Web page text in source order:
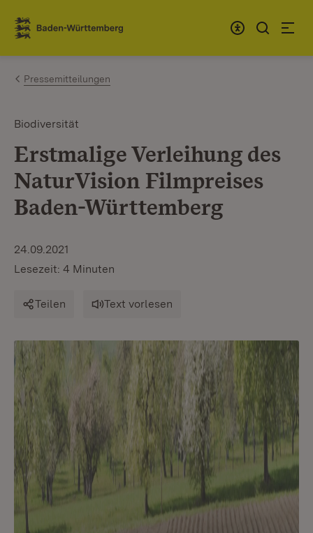
Zum Inhalt springen
Link zur Startseite
Pressemitteilungen
Biodiversität
Erstmalige Verleihung des
NaturVision Filmpreises
Baden-Württemberg
24.09.2021
Lesezeit: 4 Minuten
Teilen Text vorlesen